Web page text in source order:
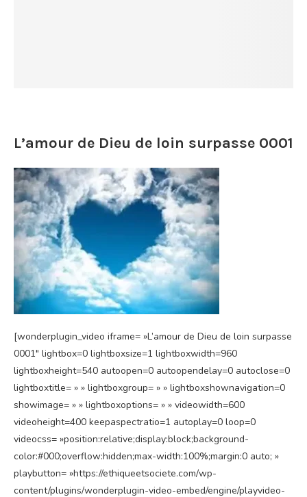
L’amour de Dieu de loin surpasse 0001
[wonderplugin_video iframe= »L’amour de Dieu de loin surpasse
0001″ lightbox=0 lightboxsize=1 lightboxwidth=960
lightboxheight=540 autoopen=0 autoopendelay=0 autoclose=0
lightboxtitle= » » lightboxgroup= » » lightboxshownavigation=0
showimage= » » lightboxoptions= » » videowidth=600
videoheight=400 keepaspectratio=1 autoplay=0 loop=0
videocss= »position:relative;display:block;background-
color:#000;overflow:hidden;max-width:100%;margin:0 auto; »
playbutton= »https://ethiqueetsociete.com/wp-
content/plugins/wonderplugin-video-embed/engine/playvideo-